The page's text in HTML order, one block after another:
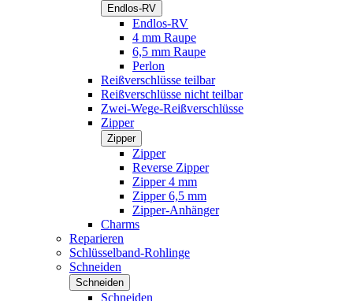
Endlos-RV
Endlos-RV
4 mm Raupe
6,5 mm Raupe
Perlon
Reißverschlüsse teilbar
Reißverschlüsse nicht teilbar
Zwei-Wege-Reißverschlüsse
Zipper
Zipper
Zipper
Reverse Zipper
Zipper 4 mm
Zipper 6,5 mm
Zipper-Anhänger
Charms
Reparieren
Schlüsselband-Rohlinge
Schneiden
Schneiden
Schneiden